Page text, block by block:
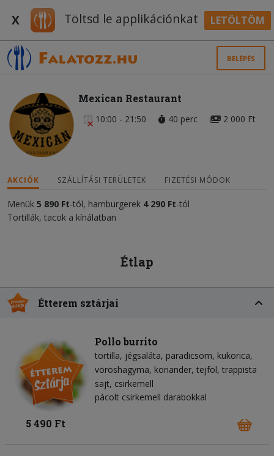
X Töltsd le applikációnkat LETÖLTÖM
BELÉPÉS
Mexican Restaurant
10:00 - 21:50 40 perc 2 000 Ft
AKCIÓK SZÁLLÍTÁSI TERÜLETEK FIZETÉSI MÓDOK
Menük 5 890 Ft-tól, hamburgerek 4 290 Ft-tól
Tortillák, tacok a kínálatban
Étlap
Étterem sztárjai
Pollo burrito
tortilla jégsaláta paradicsom kukorica
vöröshagyma koriander tejföl trappista
sajt csirkemell
pácolt csirkemell darabokkal
5 490 Ft